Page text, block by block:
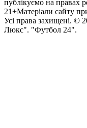
публікуємо на правах
21+Матеріали сайту
Усi права захищенi. ©
Люкс". "Футбол 24".